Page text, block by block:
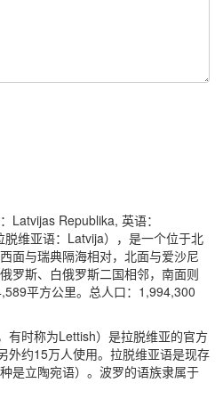
Latvijas Republika, 英语：
脱维亚语：Latvija），是一个位于北
面与瑞典隔海相对，北面与爱沙尼
罗斯、白俄罗斯二国相邻，南面则
平方公里。总人口：1,994,300
有时称为Lettish）是拉脱维亚的官方
外约15万人使用。拉脱维亚语是现存
是立陶宛语）。波罗的语族隶属于